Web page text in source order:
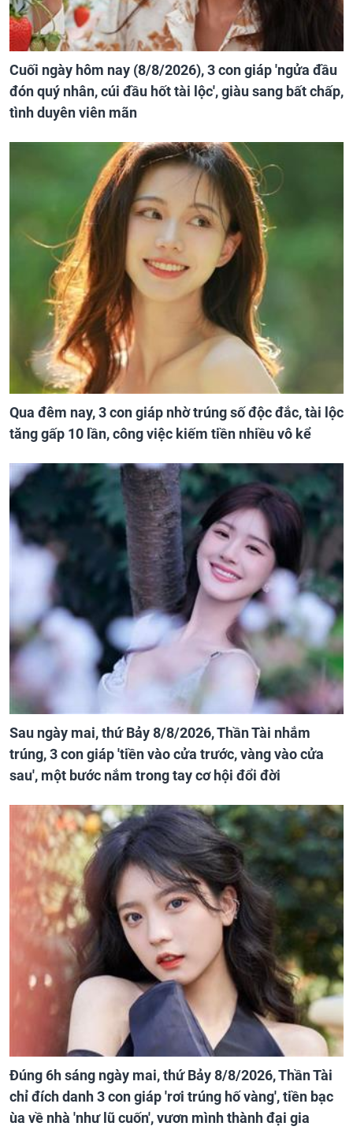
Cuối ngày hôm nay (8/8/2026), 3 con giáp 'ngửa đầu
đón quý nhân, cúi đầu hốt tài lộc', giàu sang bất chấp,
tình duyên viên mãn
Qua đêm nay, 3 con giáp nhờ trúng số độc đắc, tài lộc
tăng gấp 10 lần, công việc kiếm tiền nhiều vô kể
Sau ngày mai, thứ Bảy 8/8/2026, Thần Tài nhắm
trúng, 3 con giáp 'tiền vào cửa trước, vàng vào cửa
sau', một bước nắm trong tay cơ hội đổi đời
Đúng 6h sáng ngày mai, thứ Bảy 8/8/2026, Thần Tài
chỉ đích danh 3 con giáp 'rơi trúng hố vàng', tiền bạc
ùa về nhà 'như lũ cuốn', vươn mình thành đại gia